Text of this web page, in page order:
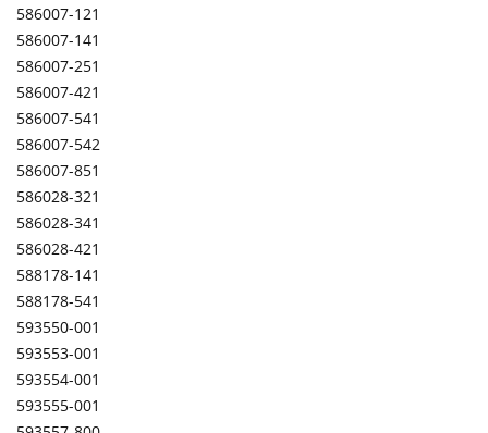
586007-121
586007-141
586007-251
586007-421
586007-541
586007-542
586007-851
586028-321
586028-341
586028-421
588178-141
588178-541
593550-001
593553-001
593554-001
593555-001